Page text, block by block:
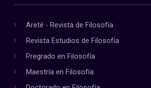
Areté - Revista de Filosofía
Revista Estudios de Filosofía
Pregrado en Filosofía
Maestría en Filosofía